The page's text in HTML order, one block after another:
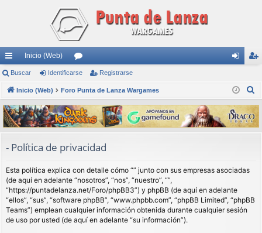
nl
ac
es
rá
s
Inicio (Web)
or
os nti
fic
ar
ist
ra
rs
Buscar Identificarse Registrarse
Inicio (Web) Foro Punta de Lanza Wargames
s
c
- Política de privacidad
Esta política explica con detalle cómo “” junto con sus empresas asociadas
(de aquí en adelante “nosotros”, “nos”, “nuestro”, “”,
“https://puntadelanza.net/Foro/phpBB3”) y phpBB (de aquí en adelante
“ellos”, “sus”, “software phpBB”, “www.phpbb.com”, “phpBB Limited”, “phpBB
Teams”) emplean cualquier información obtenida durante cualquier sesión
de uso por usted (de aquí en adelante “su información”).